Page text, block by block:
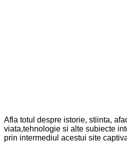
Afla totul despre istorie, stiinta,
viata,tehnologie si alte subiecte
prin intermediul acestui site